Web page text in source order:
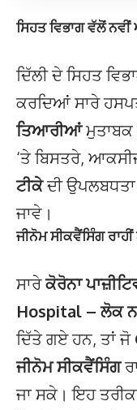
ਸਿਹਤ ਵਿਭਾਗ ਵੱਲੋਂ ਨਵੀਂ
ਦਿੱਲੀ ਦੇ ਸਿਹਤ
ਕਰਦਿਆਂ ਸਾਰੇ
ਤਿਆਰੀਆਂਮੁਤਾਬਕ
‘ਤੇ ਬਿਸਤਰੇ,
ਟੀਕੇਦੀ ਉਪਲਬਧਤਾ
ਜਾਵੇ।
ਜੀਨੋਮ ਸੀਕਵੈਂਸਿੰਗ
ਸਾਰੇਕੋਰੋਨਾ
Hospital – ਲੋਕ
ਦਿੱਤੇ ਗਏ ਹਨ, ਤਾਂ ਜੋ
ਜੀਨੋਮ ਸੀਕਵੈਂਸਿੰਗ
ਜਾ ਸਕੇ। ਇਹ